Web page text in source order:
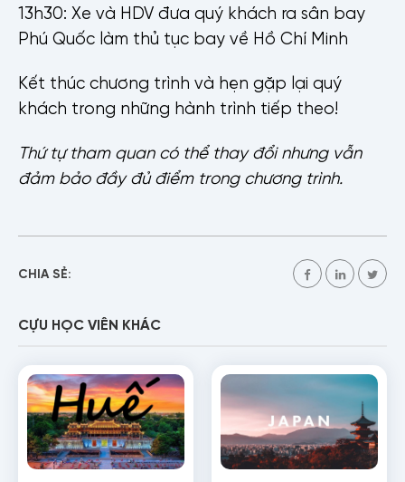
13h30: Xe và HDV đưa quý khách ra sân bay
Phú Quốc làm thủ tục bay về Hồ Chí Minh
Kết thúc chương trình và hẹn gặp lại quý
khách trong những hành trình tiếp theo!
Thứ tự tham quan có thể thay đổi nhưng vẫn
đảm bảo đầy đủ điểm trong chương trình.
CHIA SẺ:
CỰU HỌC VIÊN KHÁC